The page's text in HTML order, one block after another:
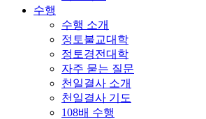
수행
수행 소개
정토불교대학
정토경전대학
자주 묻는 질문
천일결사 소개
천일결사 기도
108배 수행